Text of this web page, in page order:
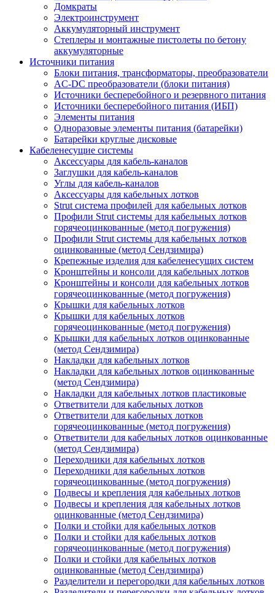
Домкраты
Электроинструмент
Аккумуляторный инструмент
Степлеры и монтажные пистолеты по бетону
аккумуляторные
Источники питания
Блоки питания, трансформаторы, преобразователи
AC-DC преобразователи (блоки питания)
Источники бесперебойного и резервного питания
Источники бесперебойного питания (ИБП)
Элементы питания
Одноразовые элементы питания (батарейки)
Батарейки круглые дисковые
Кабеленесущие системы
Аксессуары для кабель-каналов
Заглушки для кабель-каналов
Углы для кабель-каналов
Аксессуары для кабельных лотков
Strut система профилей для кабельных лотков
Профили Strut системы для кабельных лотков
горячеоцинкованные (метод погружения)
Профили Strut системы для кабельных лотков
оцинкованные (метод Сендзимира)
Крепежные изделия для кабеленесущих систем
Кронштейны и консоли для кабельных лотков
Кронштейны и консоли для кабельных лотков
горячеоцинкованные (метод погружения)
Крышки для кабельных лотков
Крышки для кабельных лотков
горячеоцинкованные (метод погружения)
Крышки для кабельных лотков оцинкованные
(метод Сендзимира)
Накладки для кабельных лотков
Накладки для кабельных лотков оцинкованные
(метод Сендзимира)
Накладки для кабельных лотков пластиковые
Ответвители для кабельных лотков
Ответвители для кабельных лотков
горячеоцинкованные (метод погружения)
Ответвители для кабельных лотков оцинкованные
(метод Сендзимира)
Переходники для кабельных лотков
Переходники для кабельных лотков
горячеоцинкованные (метод погружения)
Подвесы и крепления для кабельных лотков
Подвесы и крепления для кабельных лотков
оцинкованные (метод Сендзимира)
Полки и стойки для кабельных лотков
Полки и стойки для кабельных лотков
горячеоцинкованные (метод погружения)
Полки и стойки для кабельных лотков
оцинкованные (метод Сендзимира)
Разделители и перегородки для кабельных лотков